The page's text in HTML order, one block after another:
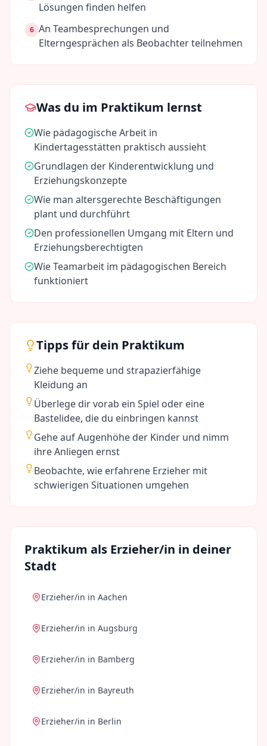
Lösungen finden helfen
6 An Teambesprechungen und
Elterngesprächen als Beobachter teilnehmen
Was du im Praktikum lernst
Wie pädagogische Arbeit in
Kindertagesstätten praktisch aussieht
Grundlagen der Kinderentwicklung und
Erziehungskonzepte
Wie man altersgerechte Beschäftigungen
plant und durchführt
Den professionellen Umgang mit Eltern und
Erziehungsberechtigten
Wie Teamarbeit im pädagogischen Bereich
funktioniert
Tipps für dein Praktikum
Ziehe bequeme und strapazierfähige
Kleidung an
Überlege dir vorab ein Spiel oder eine
Bastelidee, die du einbringen kannst
Gehe auf Augenhöhe der Kinder und nimm
ihre Anliegen ernst
Beobachte, wie erfahrene Erzieher mit
schwierigen Situationen umgehen
Praktikum als Erzieher/in in deiner
Stadt
Erzieher/in in Aachen
Erzieher/in in Augsburg
Erzieher/in in Bamberg
Erzieher/in in Bayreuth
Erzieher/in in Berlin